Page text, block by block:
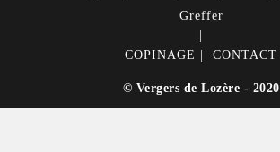
Greffer
COPINAGE CONTACT
© Vergers de Lozère - 2020